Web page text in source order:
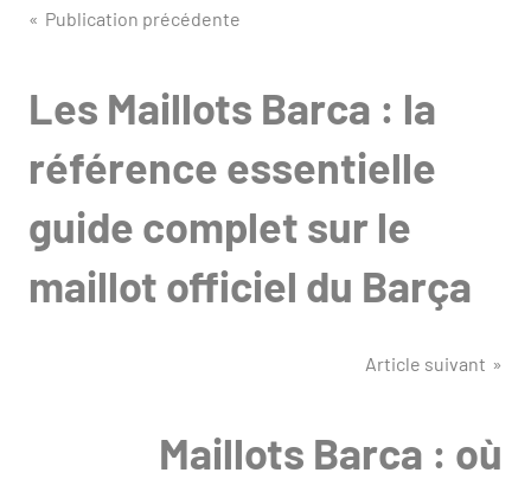
Navigation
l’article
Publication précédente
Les Maillots Barca : la
référence essentielle
guide complet sur le
maillot officiel du Barça
Article suivant
Maillots Barca : où